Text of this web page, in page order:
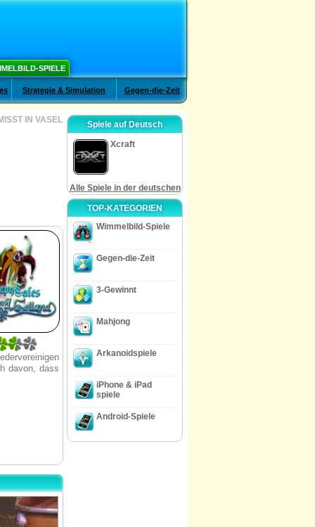
SPIELE
Strategie & Simulation Gegen-die-Zeit
IN VASEL
davon, dass
Spiele auf Deutsch
Xcraft
Alle Spiele in der deutschen
TOP-KATEGORIEN
Wimmelbild-Spiele
Gegen-die-Zeit
3-Gewinnt
Mahjong
Arkanoidspiele
iPhone & iPad
spiele
Android-Spiele